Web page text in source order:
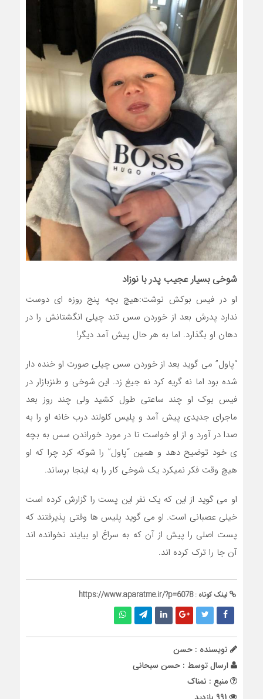
شوخی بسیار عجیب پدر با نوزاد
او در فیس بوکش نوشت:هیچ بچه پنج روزه ای دوست
ندارد پدرش بعد از خوردن سس تند چیلی انگشتانش را در
دهان او بگذارد. اما به هر حال پیش آمد دیگر!
“پاول” می گوید بعد از خوردن سس چیلی صورت او خنده دار
شده بود اما نه گریه کرد نه جیغ زد. این شوخی و طنزبازار در
فیس بوک او چند ساعتی طول کشید ولی چند روز بعد
ماجرای جدیدی پیش آمد و پلیس کلولند درب خانه او را به
صدا در آورد و از او خواست تا در مورد خوراندن سس به بچه
ی خود توضیح دهد و همین “پاول” را شوکه کرد چرا که او
هیچ وقت فکر نمیکرد یک شوخی کار را به اینجا برساند.
او می گوید از این که یک نفر این پست را گزارش کرده است
خیلی عصبانی است. او می گوید پلیس ها وقتی پذیرفتند که
پست اصلی را پیش از آن که به سراغ او بیایند نخوانده اند
آن جا را ترک کرده اند.
لینک کوتاه :https://www.aparatme.ir/?p=6078
نویسنده : حسن
ارسال توسط : حسن سبحانی
منبع : نمناک